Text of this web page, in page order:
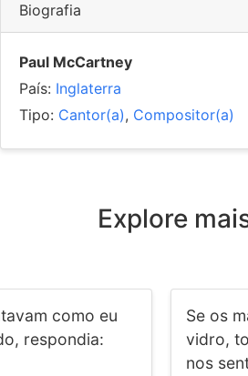
Biografia
Paul McCartney
País: Inglaterra
Tipo: Cantor(a), Compositor(a)
Explore
como eu
respondia:
Se os
vidro,
nos